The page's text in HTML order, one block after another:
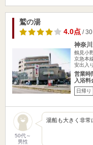
鷲の湯
4.0点/ 30
神奈
鶴見小
京急本
安出入
営業時
入浴料
日帰り
50代～
男性
湯船も大きく非常